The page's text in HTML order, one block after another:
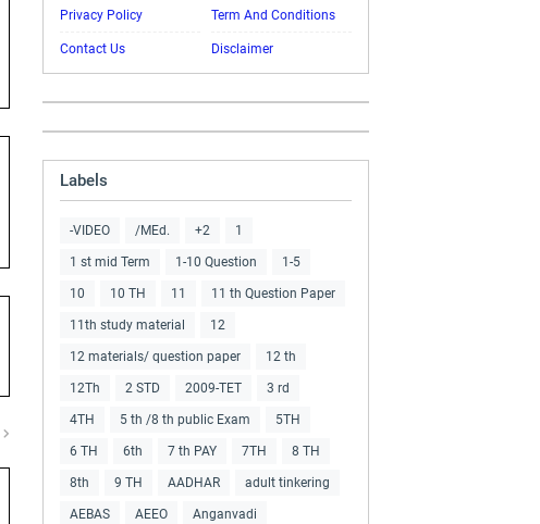
Privacy Policy Term And Conditions
Contact Us Disclaimer
Labels
-VIDEO /MEd. +2 1
1 st mid Term 1-10 Question 1-5
10 10 TH 11 11 th Question Paper
11th study material 12
12 materials/ question paper 12 th
12Th 2 STD 2009-TET 3 rd
4TH 5 th /8 th public Exam 5TH
6 TH 6th 7 th PAY 7TH 8 TH
8th 9 TH AADHAR adult tinkering
AEBAS AEEO Anganvadi